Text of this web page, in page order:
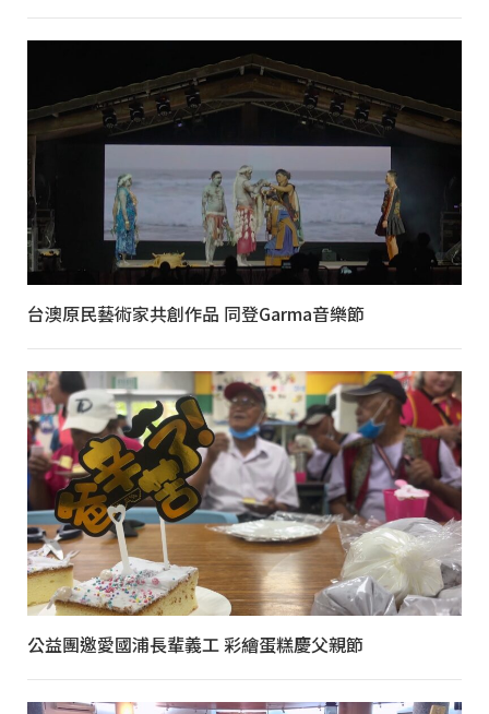
台澳原民藝術家共創作品 同登Garma音樂節
公益團邀愛國浦長輩義工 彩繪蛋糕慶父親節